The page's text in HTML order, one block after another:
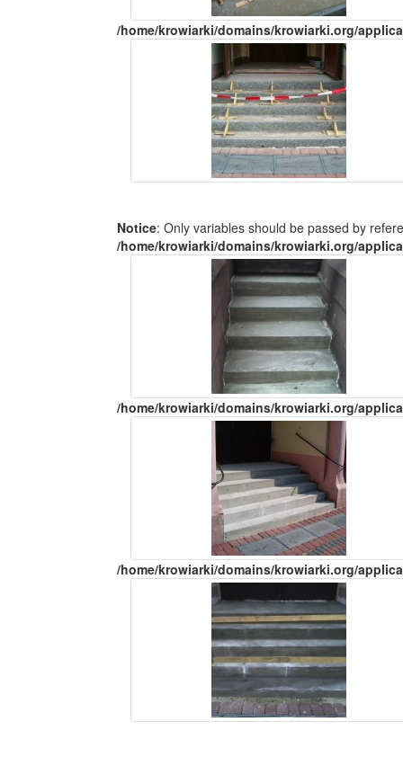
/home/krowiarki/domains/krowiarki.org/
Notice: Only variables should be passed by
/home/krowiarki/domains/krowiarki.org/
/home/krowiarki/domains/krowiarki.org/
/home/krowiarki/domains/krowiarki.org/